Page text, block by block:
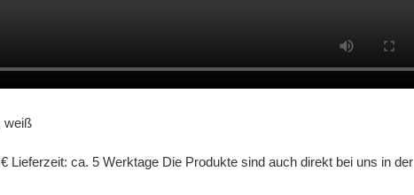
weiß
Lieferzeit: ca. 5 Werktage Die Produkte sind auch direkt bei uns in der